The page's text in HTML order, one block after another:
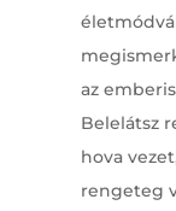
az
Belelátsz
hova
rengeteg